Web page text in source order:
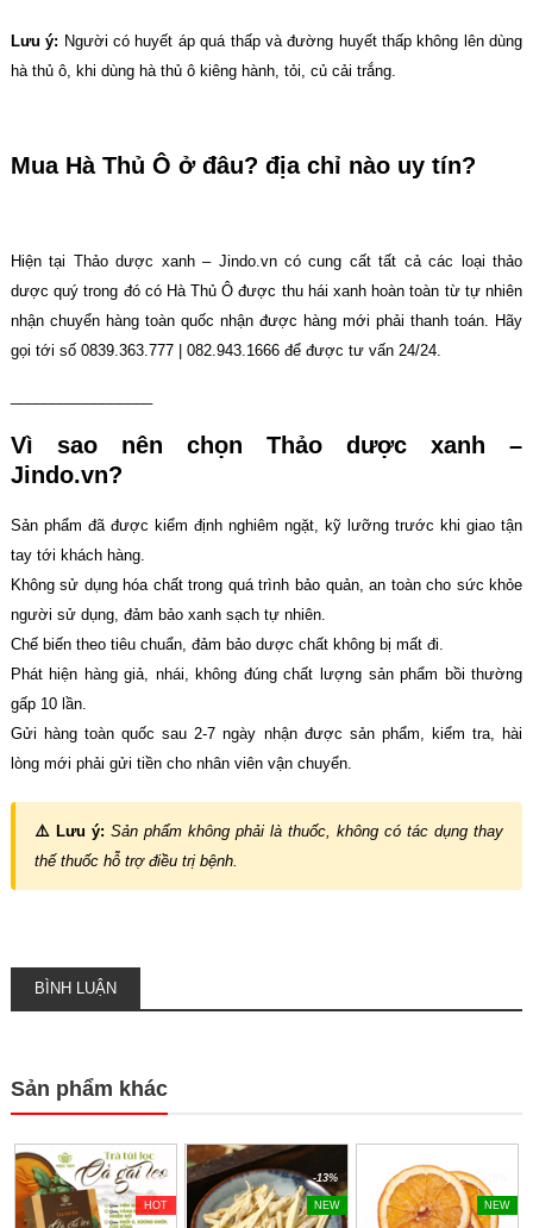
Lưu ý: Người có huyết áp quá thấp và đường huyết thấp không lên dùng
hà thủ ô, khi dùng hà thủ ô kiêng hành, tỏi, củ cải trắng.
Mua Hà Thủ Ô ở đâu? địa chỉ nào uy tín?
Hiện tại Thảo dược xanh – Jindo.vn có cung cất tất cả các loại thảo
dược quý trong đó có Hà Thủ Ô được thu hái xanh hoàn toàn từ tự nhiên
nhận chuyển hàng toàn quốc nhận được hàng mới phải thanh toán. Hãy
gọi tới số 0839.363.777 | 082.943.1666 để được tư vấn 24/24.
Vì sao nên chọn Thảo dược xanh –
Jindo.vn?
Sản phẩm đã được kiểm định nghiêm ngặt, kỹ lưỡng trước khi giao tận
tay tới khách hàng.
Không sử dụng hóa chất trong quá trình bảo quản, an toàn cho sức khỏe
người sử dụng, đảm bảo xanh sạch tự nhiên.
Chế biến theo tiêu chuẩn, đảm bảo dược chất không bị mất đi.
Phát hiện hàng giả, nhái, không đúng chất lượng sản phẩm bồi thường
gấp 10 lần.
Gửi hàng toàn quốc sau 2-7 ngày nhận được sản phẩm, kiểm tra, hài
lòng mới phải gửi tiền cho nhân viên vận chuyển.
⚠️ Lưu ý: Sản phẩm không phải là thuốc, không có tác dụng thay
thế thuốc hỗ trợ điều trị bệnh.
BÌNH LUẬN
Sản phẩm khác
-40%
HOT
-13%
NEW NEW